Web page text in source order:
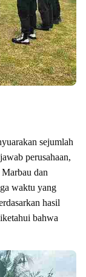
sejumlah
perusahaan,
dan
waktu yang
hasil
bahwa